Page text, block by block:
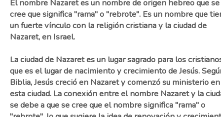
El nombre Nazaret es un nombre de origen hebreo que se
cree que significa "rama" o "rebrote". Es un nombre que
un fuerte vínculo con la religión cristiana y la ciudad de
Nazaret, en Israel.
La ciudad de Nazaret es un lugar sagrado para los
que es el lugar de nacimiento y crecimiento de Jesús.
Biblia, Jesús creció en Nazaret y comenzó su ministerio en
esta ciudad. La conexión entre el nombre Nazaret y la
se debe a que se cree que el nombre significa "rama" o